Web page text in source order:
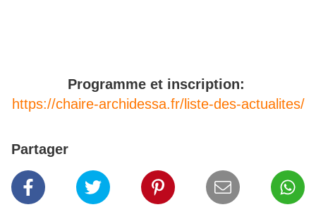
Programme et inscription:
https://chaire-archidessa.fr/liste-des-actualites/
Partager